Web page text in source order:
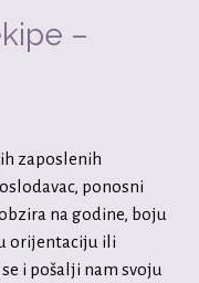
–
zaposlenih
ponosni
na godine, boju
orijentaciju ili
i pošalji nam svoju